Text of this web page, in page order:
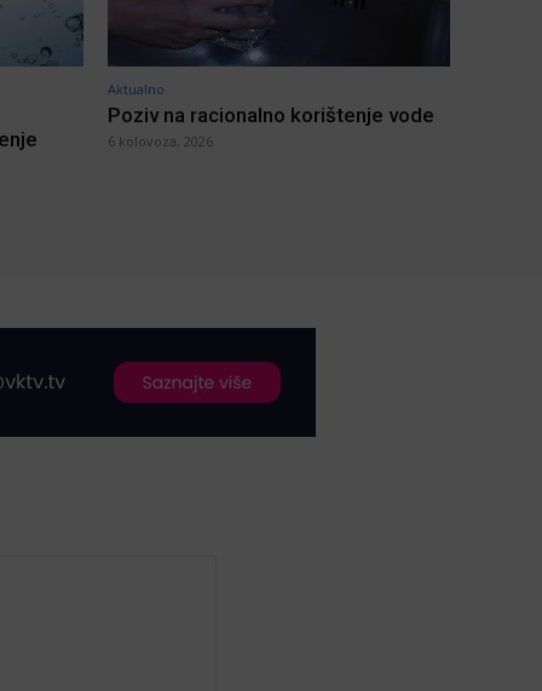
Aktualno
Poziv na racionalno korištenje vode
6 kolovoza, 2026